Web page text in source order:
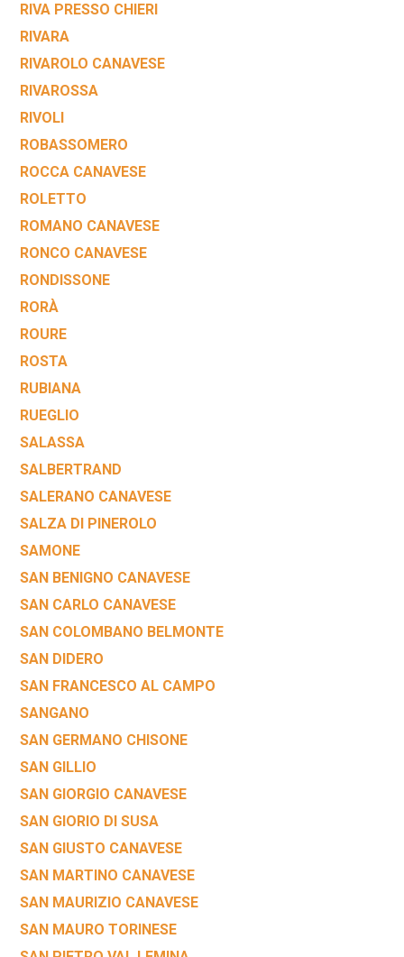
RIVA PRESSO CHIERI
RIVARA
RIVAROLO CANAVESE
RIVAROSSA
RIVOLI
ROBASSOMERO
ROCCA CANAVESE
ROLETTO
ROMANO CANAVESE
RONCO CANAVESE
RONDISSONE
RORÀ
ROURE
ROSTA
RUBIANA
RUEGLIO
SALASSA
SALBERTRAND
SALERANO CANAVESE
SALZA DI PINEROLO
SAMONE
SAN BENIGNO CANAVESE
SAN CARLO CANAVESE
SAN COLOMBANO BELMONTE
SAN DIDERO
SAN FRANCESCO AL CAMPO
SANGANO
SAN GERMANO CHISONE
SAN GILLIO
SAN GIORGIO CANAVESE
SAN GIORIO DI SUSA
SAN GIUSTO CANAVESE
SAN MARTINO CANAVESE
SAN MAURIZIO CANAVESE
SAN MAURO TORINESE